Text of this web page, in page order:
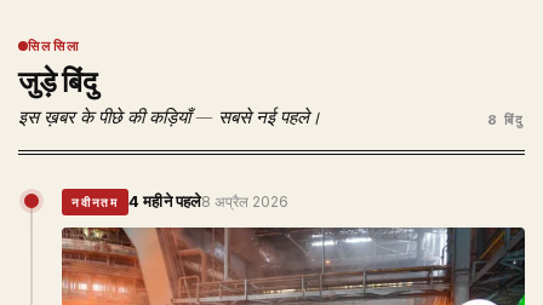
सिलसिला
जुड़े बिंदु
इस ख़बर के पीछे की कड़ियाँ — सबसे नई पहले। 8 बिंदु
नवीनतम 4 महीने पहले8 अप्रैल 2026